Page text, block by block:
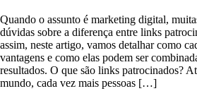
Quando o assunto é marketing digital,
dúvidas sobre a diferença entre links
assim, neste artigo, vamos detalhar como
vantagens e como elas podem ser
resultados. O que são links patrocinados?
mundo, cada vez mais pessoas […]